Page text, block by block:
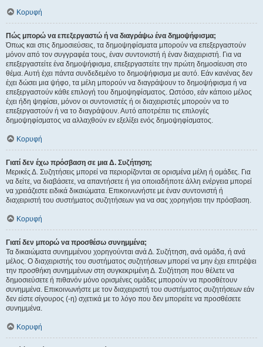
Κορυφή
Πώς μπορώ να επεξεργαστώ ή να διαγράψω ένα δημοψήφισμα;
Όπως και στις δημοσιεύσεις, τα δημοψηφίσματα μπορούν να επεξεργαστούν
μόνον από τον συγγραφέα τους, έναν συντονιστή ή έναν διαχειριστή. Για να
επεξεργαστείτε ένα δημοψήφισμα, επεξεργαστείτε την πρώτη δημοσίευση στο
θέμα. Αυτή έχει πάντα συνδεδεμένο το δημοψήφισμα με αυτό. Εάν κανένας δεν
έχει δώσει μια ψήφο, τα μέλη μπορούν να διαγράψουν το δημοψήφισμα ή να
επεξεργαστούν κάθε επιλογή του δημοψηφίσματος. Ωστόσο, εάν κάποιο μέλος
έχει ήδη ψηφίσει, μόνον οι συντονιστές ή οι διαχειριστές μπορούν να το
επεξεργαστούν ή να το διαγράψουν. Αυτό αποτρέπει τις επιλογές
δημοψηφίσματος να αλλαχθούν εν εξελίξει ενός δημοψηφίσματος.
Κορυφή
Γιατί δεν έχω πρόσβαση σε μια Δ. Συζήτηση;
Μερικές Δ. Συζητήσεις μπορεί να περιορίζονται σε ορισμένα μέλη ή ομάδες. Για
να δείτε, να διαβάσετε, να απαντήσετε ή για οποιαδήποτε άλλη ενέργεια μπορεί
να χρειάζεστε ειδικά δικαιώματα. Επικοινωνήστε με έναν συντονιστή ή
διαχειριστή του συστήματος συζητήσεων για να σας χορηγήσει την πρόσβαση.
Κορυφή
Γιατί δεν μπορώ να προσθέσω συνημμένα;
Τα δικαιώματα συνημμένου χορηγούνται ανά Δ. Συζήτηση, ανά ομάδα, ή ανά
μέλος. Ο διαχειριστής του συστήματος συζητήσεων μπορεί να μην έχει επιτρέψει
την προσθήκη συνημμένων στη συγκεκριμένη Δ. Συζήτηση που θέλετε να
δημοσιεύσετε ή πιθανόν μόνο ορισμένες ομάδες μπορούν να προσθέτουν
συνημμένα. Επικοινωνήστε με τον διαχειριστή του συστήματος συζητήσεων εάν
δεν είστε σίγουρος (-η) σχετικά με το λόγο που δεν μπορείτε να προσθέσετε
συνημμένα.
Κορυφή